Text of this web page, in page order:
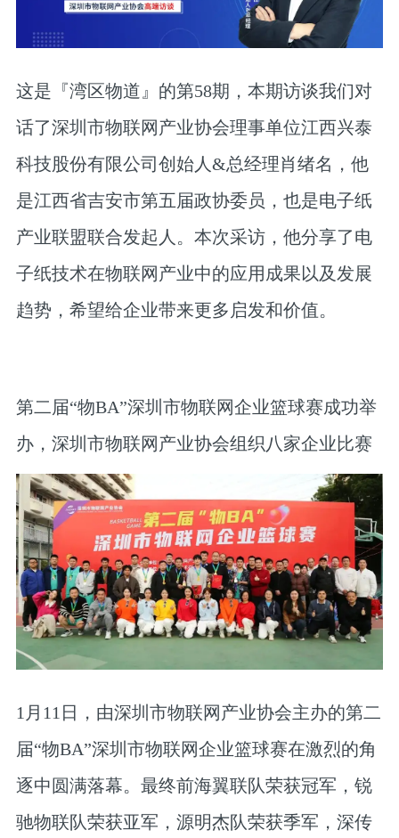
这是『湾区物道』的第58期，本期访谈我们对
话了深圳市物联网产业协会理事单位江西兴泰
科技股份有限公司创始人&总经理肖绪名，他
是江西省吉安市第五届政协委员，也是电子纸
产业联盟联合发起人。本次采访，他分享了电
子纸技术在物联网产业中的应用成果以及发展
趋势，希望给企业带来更多启发和价值。
第二届“物BA”深圳市物联网企业篮球赛成功举
办，深圳市物联网产业协会组织八家企业比赛
1月11日，由深圳市物联网产业协会主办的第二
届“物BA”深圳市物联网企业篮球赛在激烈的角
逐中圆满落幕。最终前海翼联队荣获冠军，锐
驰物联队荣获亚军，源明杰队荣获季军，深传